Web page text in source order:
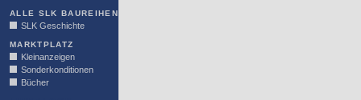
ALLE SLK BAUREIHEN
SLK Geschichte
MARKTPLATZ
Kleinanzeigen
Sonderkonditionen
Bücher